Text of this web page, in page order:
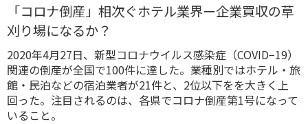
「コロナ倒産」相次ぐホテル業界ー企業買収の草
刈り場になるか？
2020年4月27日、新型コロナウイルス感染症（COVID−19）
関連の倒産が全国で100件に達した。業種別ではホテル・旅
館・民泊などの宿泊業者が21件と、2位以下をを大きく上
回った。注目されるのは、各県でコロナ倒産第1号になって
いること。